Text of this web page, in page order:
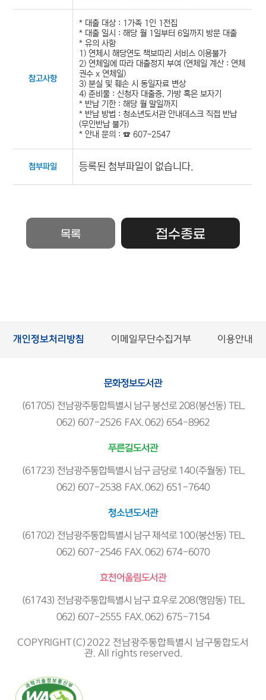
참고사항
* 대출 대상 : 1가족 1인 1전집
* 대출 일시 : 해당 월 1일부터 6일까지 방문 대출
* 유의 사항
1) 연체시 해당연도 책보따리 서비스 이용불가
2) 연체일에 따라 대출정지 부여 (연체일 계산 : 연체
권수 x 연체일)
3) 분실 및 훼손 시 동일자료 변상
4) 준비물 : 신청자 대출증, 가방 혹은 보자기
* 반납 기한 : 해당 월 말일까지
* 반납 방법 : 청소년도서관 안내데스크 직접 반납
(무인반납 불가)
* 안내 문의 : ☎ 607-2547
첨부파일 등록된 첨부파일이 없습니다.
목록 접수종료
개인정보처리방침 이메일무단수집거부 이용안내
문화정보도서관
(61705) 전남광주통합특별시 남구 봉선로 208(봉선동) TEL.
062) 607-2526 FAX. 062) 654-8962
푸른길도서관
(61723) 전남광주통합특별시 남구 금당로 140(주월동) TEL.
062) 607-2538 FAX. 062) 651-7640
청소년도서관
(61702) 전남광주통합특별시 남구 제석로 100(봉선동) TEL.
062) 607-2546 FAX. 062) 674-6070
효천어울림도서관
(61743) 전남광주통합특별시 남구 효우로 208(행암동) TEL.
062) 607-2555 FAX. 062) 675-7154
COPYRIGHT(C)2022 전남광주통합특별시 남구통합도서
관. All rights reserved.